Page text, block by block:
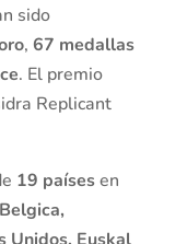
sido
, 67 medallas
. El premio
Replicant
19 paísesen